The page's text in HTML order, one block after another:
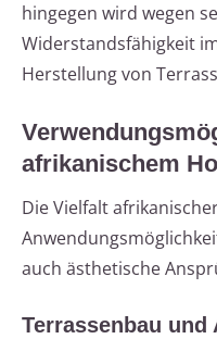
hingegen wird wegen
Widerstandsfähigkeit
Herstellung von
afrikanischem
Die Vielfalt
auch ästhetische
Terrassenbau und